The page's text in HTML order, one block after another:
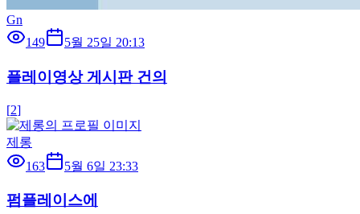
Gn
149
5월 25일 20:13
플레이영상 게시판 건의
[2]
제롱
163
5월 6일 23:33
펌플레이스에